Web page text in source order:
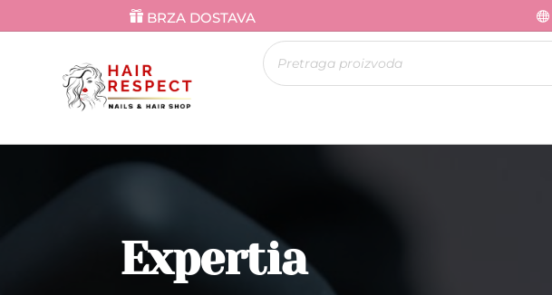
BRZA DOSTAVA
Products
search
Expertia